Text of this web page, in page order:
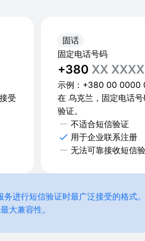
受
固话
固定电话号码
+380 XX
示例：+380 00 0000
在 乌克兰，固定电话
验证。
不适合短信验证
用于企业联系注册
无法可靠接收短信
进行短信验证时最广泛接受的格式
大兼容性。